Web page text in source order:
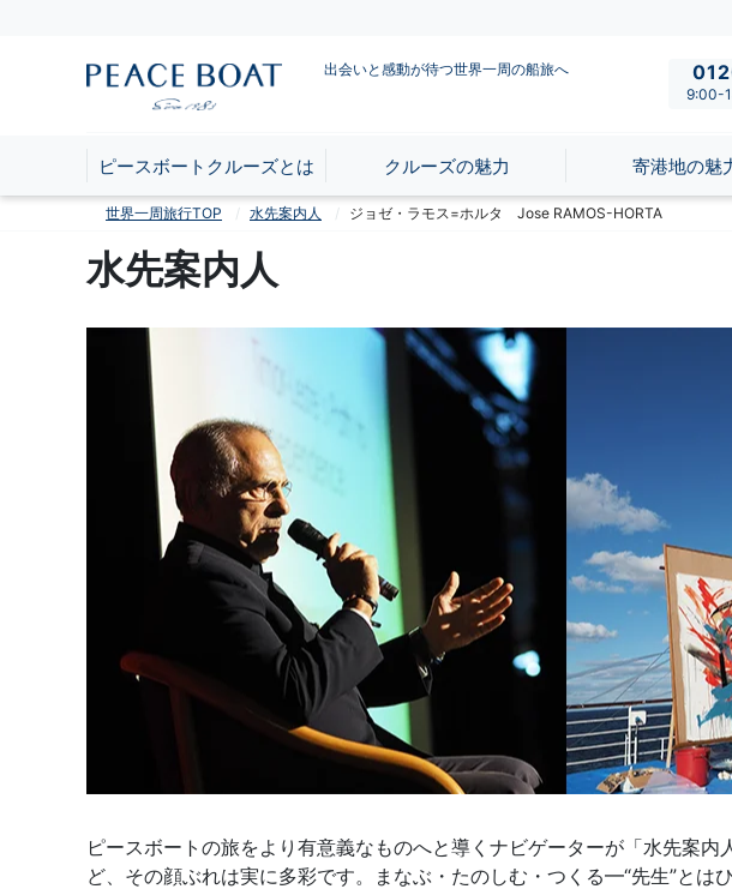
出会いと感動が待つ世界一周の船旅へ
9:00-
ピースボートクルーズとは クルーズの魅力 寄港地の魅
世界一周旅行TOP 水先案内人 ジョゼ・ラモス=ホルタ Jose RAMOS-HORTA
水先案内人
ピースボートの旅をより有意義なものへと導くナビゲーターが「水先案
ど、その顔ぶれは実に多彩です。まなぶ・たのしむ・つくる━“先生”とは